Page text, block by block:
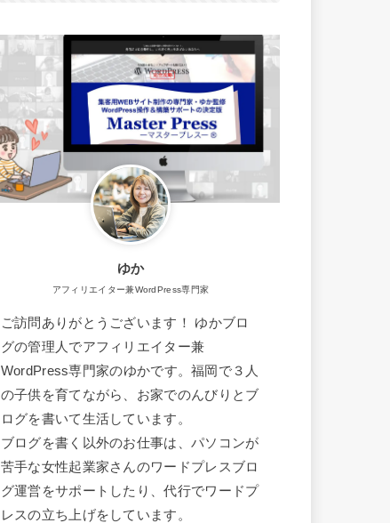
ゆか
アフィリエイター兼WordPress専門家
ご訪問ありがとうございます！ ゆかブロ
グの管理人でアフィリエイター兼
WordPress専門家のゆかです。福岡で３人
の子供を育てながら、お家でのんびりとブ
ログを書いて生活しています。
ブログを書く以外のお仕事は、パソコンが
苦手な女性起業家さんのワードプレスブロ
グ運営をサポートしたり、代行でワードプ
レスの立ち上げをしています。